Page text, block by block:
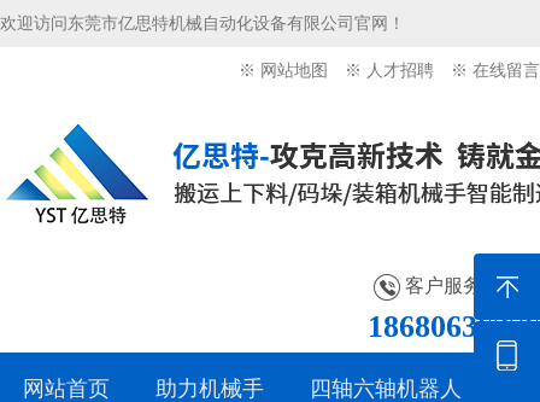
欢迎访问东莞市亿思特机械自动化设备有限公司官网！
※ 网站地图 ※ 人才招聘 ※ 在线留言
客户服务热线：
18680636276
网站首页 助力机械手 四轴六轴机器人